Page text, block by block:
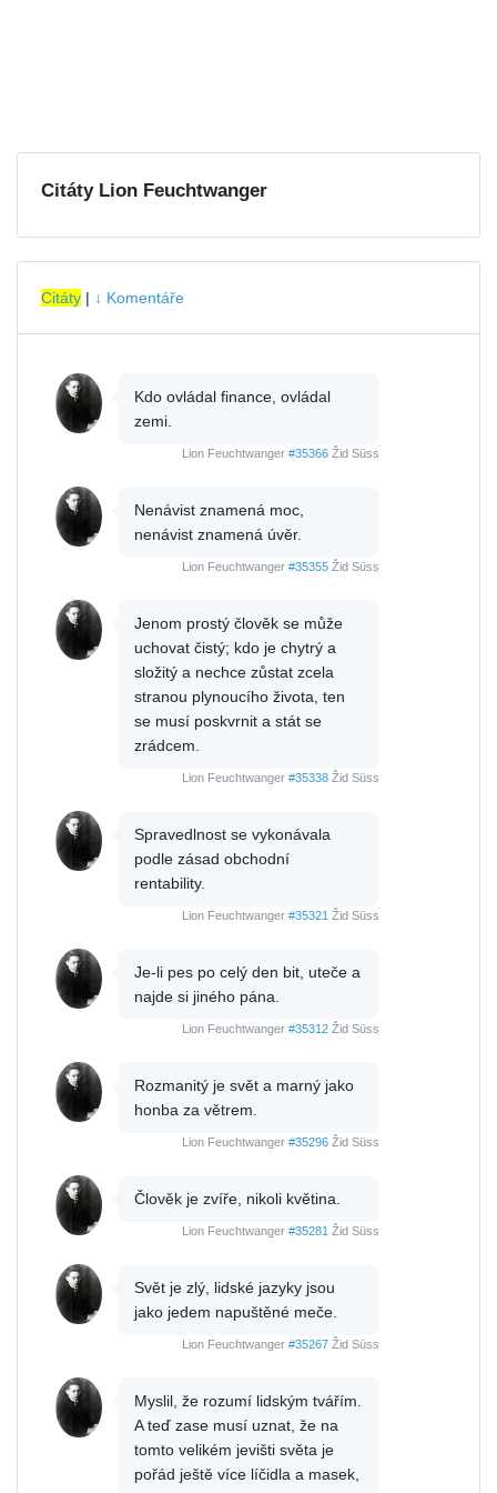
Citáty Lion Feuchtwanger
Citáty | ↓ Komentáře
Kdo ovládal finance, ovládal
zemi.
Lion Feuchtwanger #35366 Žid Süss
Nenávist znamená moc,
nenávist znamená úvěr.
Lion Feuchtwanger #35355 Žid Süss
Jenom prostý člověk se může
uchovat čistý; kdo je chytrý a
složitý a nechce zůstat zcela
stranou plynoucího života, ten
se musí poskvrnit a stát se
zrádcem.
Lion Feuchtwanger #35338 Žid Süss
Spravedlnost se vykonávala
podle zásad obchodní
rentability.
Lion Feuchtwanger #35321 Žid Süss
Je-li pes po celý den bit, uteče a
najde si jiného pána.
Lion Feuchtwanger #35312 Žid Süss
Rozmanitý je svět a marný jako
honba za větrem.
Lion Feuchtwanger #35296 Žid Süss
Člověk je zvíře, nikoli květina.
Lion Feuchtwanger #35281 Žid Süss
Svět je zlý, lidské jazyky jsou
jako jedem napuštěné meče.
Lion Feuchtwanger #35267 Žid Süss
Myslil, že rozumí lidským tvářím.
A teď zase musí uznat, že na
tomto velikém jevišti světa je
pořád ještě více líčidla a masek,